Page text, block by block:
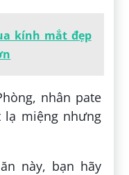
kính mắt đẹp
nhân pate
miệng nhưng
này, bạn hãy